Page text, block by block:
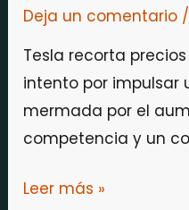
Deja un comentario /
Tesla recorta
intento por impulsar
mermada por el
competencia y un
Leer más »